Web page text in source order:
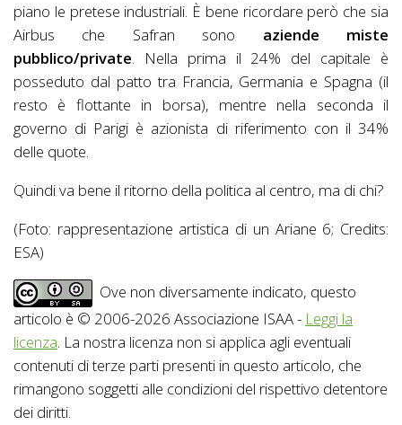
piano le pretese industriali. È bene ricordare però che sia
Airbus che Safran sono aziende miste
pubblico/private. Nella prima il 24% del capitale è
posseduto dal patto tra Francia, Germania e Spagna (il
resto è flottante in borsa), mentre nella seconda il
governo di Parigi è azionista di riferimento con il 34%
delle quote.
Quindi va bene il ritorno della politica al centro, ma di chi?
(Foto: rappresentazione artistica di un Ariane 6; Credits:
ESA)
Ove non diversamente indicato, questo
articolo è © 2006-2026 Associazione ISAA - Leggi la
licenza . La nostra licenza non si applica agli eventuali
contenuti di terze parti presenti in questo articolo, che
rimangono soggetti alle condizioni del rispettivo detentore
dei diritti.